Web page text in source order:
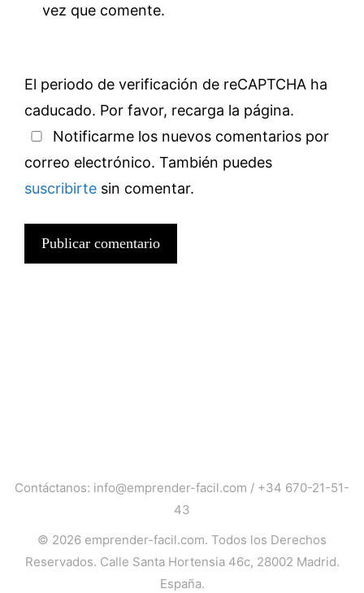
vez que comente.
El periodo de verificación de reCAPTCHA ha
caducado. Por favor, recarga la página.
Notificarme los nuevos comentarios por
correo electrónico. También puedes
suscribirte sin comentar.
Contáctanos: info@emprender-facil.com / +34 670-21-51-
43
© 2026 emprender-facil.com. Todos los Derechos
Reservados. Calle Santa Hortensia 46c, 28002 Madrid.
España.